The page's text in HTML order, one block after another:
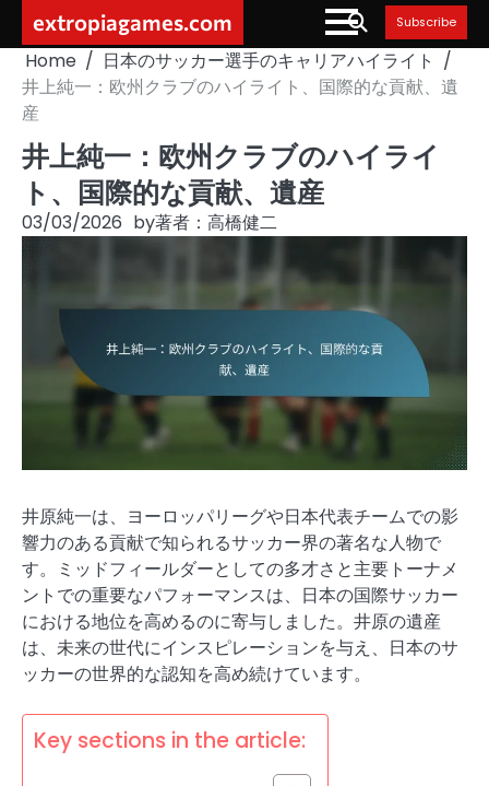
content
extropiagames.com Subscribe
Home
日本のサッカー選手のキャリアハイライト
井上純一：欧州クラブのハイライト、国際的な貢献、遺
産
井上純一：欧州クラブのハイライ
ト、国際的な貢献、遺産
03/03/2026 by著者：高橋健二
井原純一は、ヨーロッパリーグや日本代表チームでの影
響力のある貢献で知られるサッカー界の著名な人物で
す。ミッドフィールダーとしての多才さと主要トーナメ
ントでの重要なパフォーマンスは、日本の国際サッカー
における地位を高めるのに寄与しました。井原の遺産
は、未来の世代にインスピレーションを与え、日本のサ
ッカーの世界的な認知を高め続けています。
Key sections in the article: